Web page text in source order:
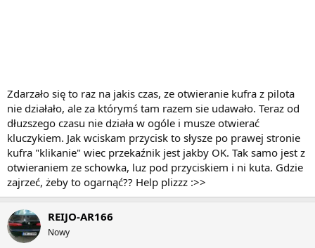
Zdarzało się to raz na jakis czas, ze otwieranie kufra z pilota
nie działało, ale za którymś tam razem sie udawało. Teraz od
dłuzszego czasu nie działa w ogóle i musze otwierać
kluczykiem. Jak wciskam przycisk to słysze po prawej stronie
kufra "klikanie" wiec przekaźnik jest jakby OK. Tak samo jest z
otwieraniem ze schowka, luz pod przyciskiem i ni kuta. Gdzie
zajrzeć, żeby to ogarnąć?? Help plizzz :>>
REIJO-AR166
Nowy